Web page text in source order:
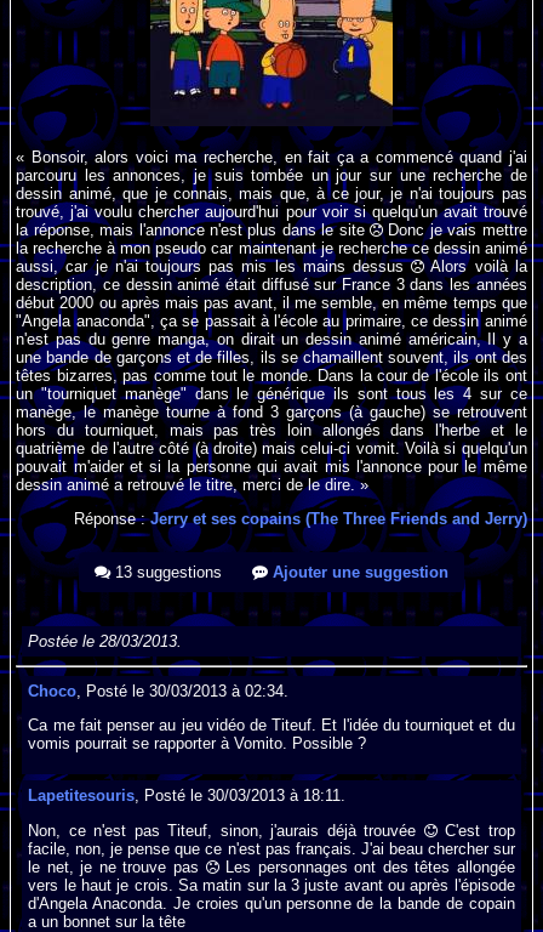
« Bonsoir, alors voici ma recherche, en fait ça a commencé quand j'ai
parcouru les annonces, je suis tombée un jour sur une recherche de
dessin animé, que je connais, mais que, à ce jour, je n'ai toujours pas
trouvé, j'ai voulu chercher aujourd'hui pour voir si quelqu'un avait trouvé
la réponse, mais l'annonce n'est plus dans le site
Donc je vais mettre
la recherche à mon pseudo car maintenant je recherche ce dessin animé
aussi, car je n'ai toujours pas mis les mains dessus
Alors voilà la
description, ce dessin animé était diffusé sur France 3 dans les années
début 2000 ou après mais pas avant, il me semble, en même temps que
"Angela anaconda", ça se passait à l'école au primaire, ce dessin animé
n'est pas du genre manga, on dirait un dessin animé américain, Il y a
une bande de garçons et de filles, ils se chamaillent souvent, ils ont des
têtes bizarres, pas comme tout le monde. Dans la cour de l'école ils ont
un "tourniquet manège" dans le générique ils sont tous les 4 sur ce
manège, le manège tourne à fond 3 garçons (à gauche) se retrouvent
hors du tourniquet, mais pas très loin allongés dans l'herbe et le
quatrième de l'autre côté (à droite) mais celui-ci vomit. Voilà si quelqu'un
pouvait m'aider et si la personne qui avait mis l'annonce pour le même
dessin animé a retrouvé le titre, merci de le dire. »
Réponse :Jerry et ses copains (The Three Friends and Jerry)
13 suggestions Ajouter une suggestion
Postée le 28/03/2013.
Choco , Posté le 30/03/2013 à 02:34.
Ca me fait penser au jeu vidéo de Titeuf. Et l'idée du tourniquet et du
vomis pourrait se rapporter à Vomito. Possible ?
Lapetitesouris, Posté le 30/03/2013 à 18:11.
Non, ce n'est pas Titeuf, sinon, j'aurais déjà trouvée
C'est trop
facile, non, je pense que ce n'est pas français. J'ai beau chercher sur
le net, je ne trouve pas
Les personnages ont des têtes allongée
vers le haut je crois. Sa matin sur la 3 juste avant ou après l'épisode
d'Angela Anaconda. Je croies qu'un personne de la bande de copain
a un bonnet sur la tête